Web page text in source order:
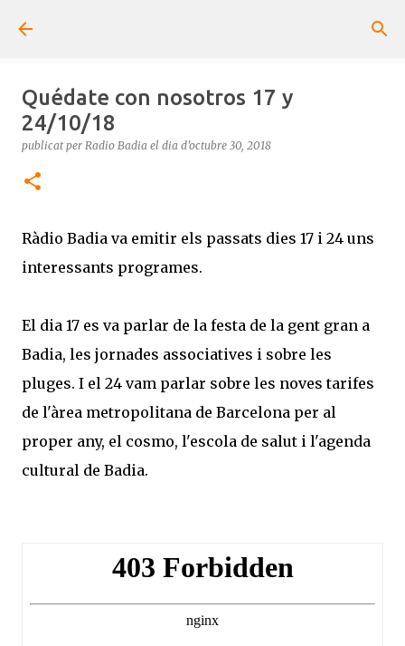
Quédate con nosotros 17 y
24/10/18
publicat per Radio Badia el dia d’octubre 30, 2018
Ràdio Badia va emitir els passats dies 17 i 24 uns
interessants programes.
El dia 17 es va parlar de la festa de la gent gran a
Badia, les jornades associatives i sobre les
pluges. I el 24 vam parlar sobre les noves tarifes
de l'àrea metropolitana de Barcelona per al
proper any, el cosmo, l'escola de salut i l'agenda
cultural de Badia.